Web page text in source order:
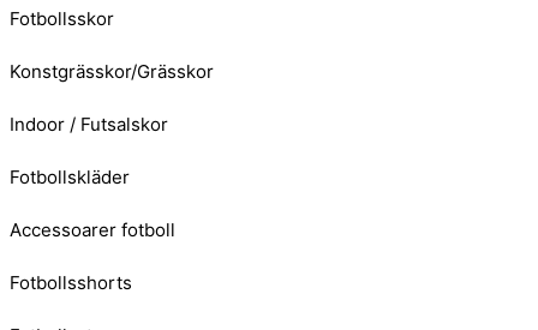
Fotbollsskor
Konstgrässkor/Grässkor
Indoor / Futsalskor
Fotbollskläder
Accessoarer fotboll
Fotbollsshorts